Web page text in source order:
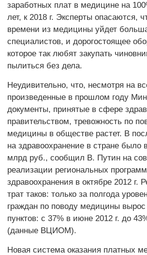
заработных плат в медицине на
лет, к 2018 г. Эксперты опасаются,
времени из медицины уйдет
специалистов, и дорогостоящее
которое так любят закупать
пылиться без дела.
Неудивительно, что, несмотря на
произведенные в прошлом году
документы, принятые в сфере
правительством, тревожность по
медицины в обществе растет. В
на здравоохранение в стране было
млрд руб., сообщил В. Путин на
реализации региональных
здравоохранения в октябре 2012 г.
трат таков: только за полгода
граждан по поводу медицины
пунктов: с 37% в июне 2012 г. до
(данные ВЦИОМ).
Новая система оказания платных